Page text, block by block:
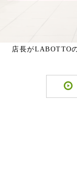
店長がLABOTTO